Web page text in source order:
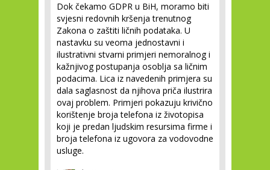
Dok čekamo GDPR u BiH, moramo biti
svjesni redovnih kršenja trenutnog
Zakona o zaštiti ličnih podataka. U
nastavku su veoma jednostavni i
ilustrativni stvarni primjeri nemoralnog i
kažnjivog postupanja osoblja sa ličnim
podacima. Lica iz navedenih primjera su
dala saglasnost da njihova priča ilustrira
ovaj problem. Primjeri pokazuju krivično
korištenje broja telefona iz životopisa
koji je predan ljudskim resursima firme i
broja telefona iz ugovora za vodovodne
usluge.